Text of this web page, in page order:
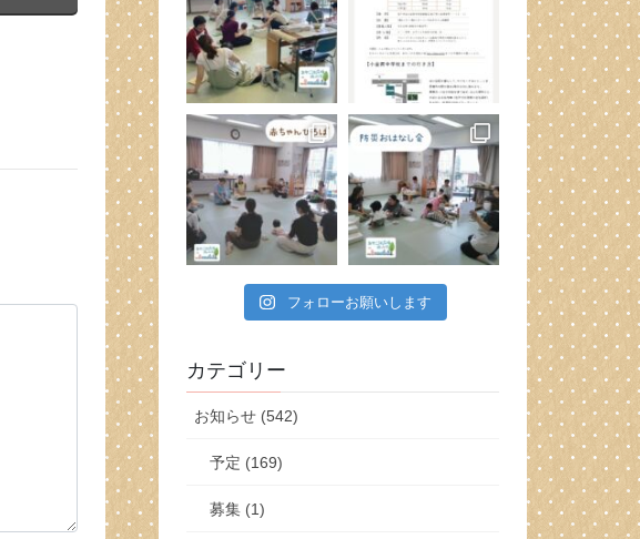
フォローお願いします
カテゴリー
お知らせ (542)
予定 (169)
募集 (1)